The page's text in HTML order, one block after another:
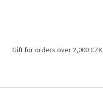
Gift for orders over 2,000 CZK